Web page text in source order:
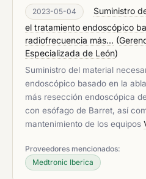
2023-05-04
Suministro
el tratamiento endoscópico
radiofrecuencia más... (
Especializada de León)
Suministro del material
endoscópico basado en la
más resección endoscópica
con esófago de Barret, así
mantenimiento de los equipos
Proveedores mencionados:
Medtronic Iberica